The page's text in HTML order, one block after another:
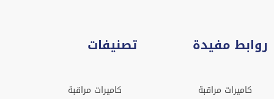
روابط مفيدة
كاميرات مراقبة
تصنيفات
كاميرات مراقبة